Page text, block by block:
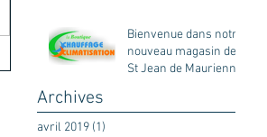
Bienvenue dans notre
nouveau magasin de
St Jean de Maurienne
Archives
avril 2019 (1)